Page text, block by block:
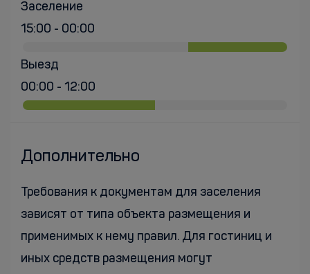
Заселение
15:00 - 00:00
Выезд
00:00 - 12:00
Дополнительно
Требования к документам для заселения
зависят от типа объекта размещения и
применимых к нему правил. Для гостиниц и
иных средств размещения могут